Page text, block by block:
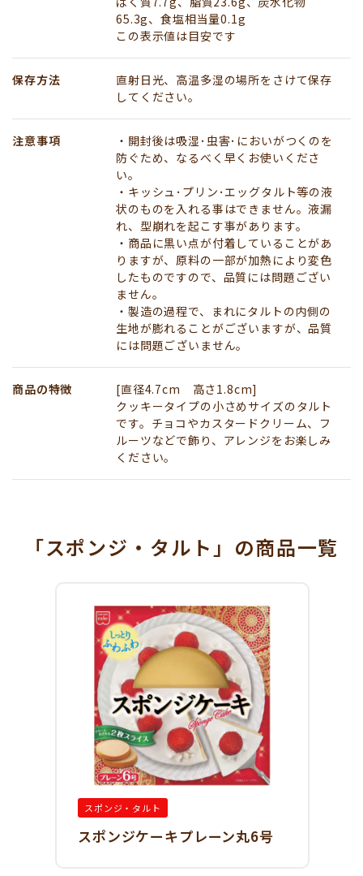
65.3g、食塩相当量0.1g
この表示値は目安です
保存方法
直射日光、高温多湿の場所をさけて保存
してください。
注意事項
・開封後は吸湿･虫害･においがつくのを
防ぐため、なるべく早くお使いくださ
い。
・キッシュ･プリン･エッグタルト等の液
状のものを入れる事はできません。液漏
れ、型崩れを起こす事があります。
・商品に黒い点が付着していることがあ
りますが、原料の一部が加熱により変色
したものですので、品質には問題ござい
ません。
・製造の過程で、まれにタルトの内側の
生地が膨れることがございますが、品質
には問題ございません。
商品の特徴
[直径4.7cm 高さ1.8cm]
クッキータイプの小さめサイズのタルト
です。チョコやカスタードクリーム、フ
ルーツなどで飾り、アレンジをお楽しみ
ください。
「スポンジ・タルト」 の商品一覧
スポンジ・タルト
スポンジケーキプレーン丸6号